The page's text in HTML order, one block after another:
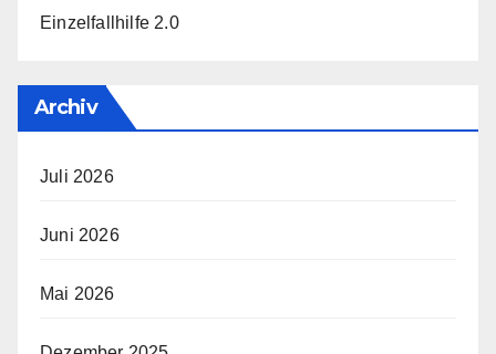
Einzelfallhilfe 2.0
Archiv
Juli 2026
Juni 2026
Mai 2026